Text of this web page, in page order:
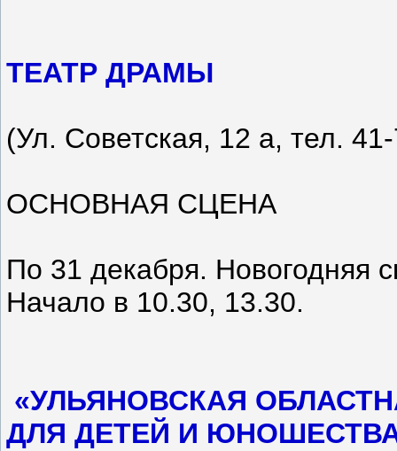
ТЕАТР ДРАМЫ
(Ул. Советская, 12 а, тел.
ОСНОВНАЯ СЦЕНА
По 31 декабря. Новогодняя
Начало в 10.30, 13.30.
«УЛЬЯНОВСКАЯ
ДЛЯ ДЕТЕЙ И